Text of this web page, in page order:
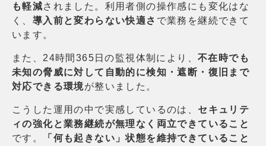
も軽減されました。利用者側の操作感にも変化はな
く、 導入前と変わらない快適さ で業務を継続できて
います。
また、24時間365日の監視体制により、 不在時でも
未知の脅威に対して自動的に検知・遮断・復旧まで
対応できる環境が整いました。
こうした運用の中で実感しているのは、 セキュリテ
ィの強化と業務継続が無理なく両立できていること
です。
「何も起きない」状態を維持できていること